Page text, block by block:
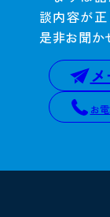
談内容が
是非お聞か
お